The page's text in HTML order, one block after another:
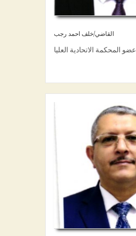
القاضي/خلف احمد رجب
عضو المحكمة الاتحادية العليا